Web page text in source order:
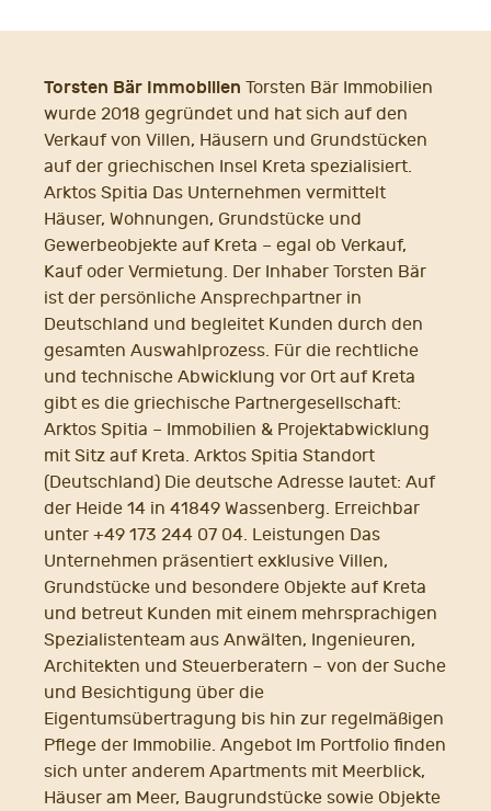
Torsten Bär Immobilien Torsten Bär Immobilien
wurde 2018 gegründet und hat sich auf den
Verkauf von Villen, Häusern und Grundstücken
auf der griechischen Insel Kreta spezialisiert.
Arktos Spitia Das Unternehmen vermittelt
Häuser, Wohnungen, Grundstücke und
Gewerbeobjekte auf Kreta – egal ob Verkauf,
Kauf oder Vermietung. Der Inhaber Torsten Bär
ist der persönliche Ansprechpartner in
Deutschland und begleitet Kunden durch den
gesamten Auswahlprozess. Für die rechtliche
und technische Abwicklung vor Ort auf Kreta
gibt es die griechische Partnergesellschaft:
Arktos Spitia – Immobilien & Projektabwicklung
mit Sitz auf Kreta. Arktos Spitia Standort
(Deutschland) Die deutsche Adresse lautet: Auf
der Heide 14 in 41849 Wassenberg. Erreichbar
unter +49 173 244 07 04. Leistungen Das
Unternehmen präsentiert exklusive Villen,
Grundstücke und besondere Objekte auf Kreta
und betreut Kunden mit einem mehrsprachigen
Spezialistenteam aus Anwälten, Ingenieuren,
Architekten und Steuerberatern – von der Suche
und Besichtigung über die
Eigentumsübertragung bis hin zur regelmäßigen
Pflege der Immobilie. Angebot Im Portfolio finden
sich unter anderem Apartments mit Meerblick,
Häuser am Meer, Baugrundstücke sowie Objekte